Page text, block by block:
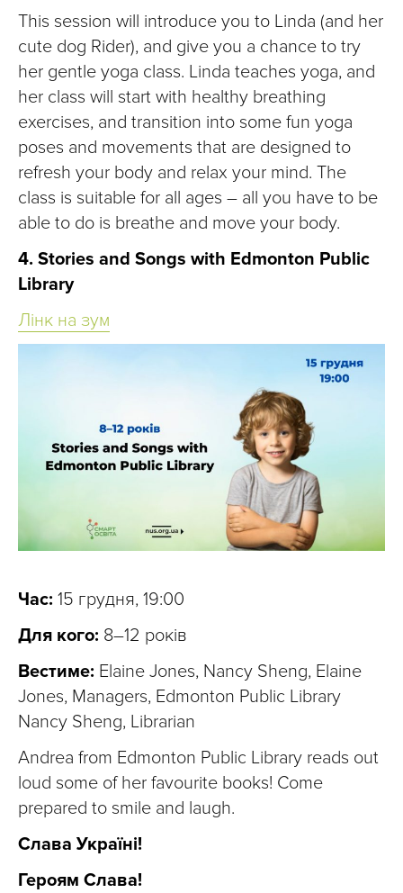
This session will introduce you to Linda (and her
cute dog Rider), and give you a chance to try
her gentle yoga class. Linda teaches yoga, and
her class will start with healthy breathing
exercises, and transition into some fun yoga
poses and movements that are designed to
refresh your body and relax your mind. The
class is suitable for all ages – all you have to be
able to do is breathe and move your body.
4. Stories and Songs with Edmonton Public
Library
Лінк на зум
Час: 15 грудня, 19:00
Для кого: 8–12 років
Вестиме: Elaine Jones, Nancy Sheng, Elaine
Jones, Managers, Edmonton Public Library
Nancy Sheng, Librarian
Andrea from Edmonton Public Library reads out
loud some of her favourite books! Come
prepared to smile and laugh.
Слава Україні!
Героям Слава!